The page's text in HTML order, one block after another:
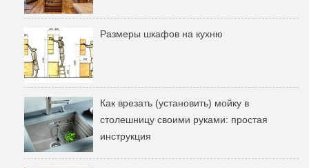
Размеры шкафов на кухню
Как врезать (установить) мойку в
столешницу своими руками: простая
инструкция